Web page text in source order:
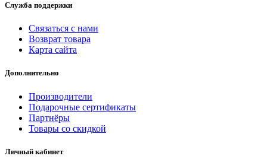
Служба поддержки
Связаться с нами
Возврат товара
Карта сайта
Дополнительно
Производители
Подарочные сертификаты
Партнёры
Товары со скидкой
Личный кабинет